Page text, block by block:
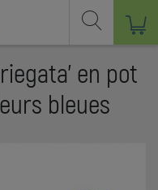
en pot
bleues